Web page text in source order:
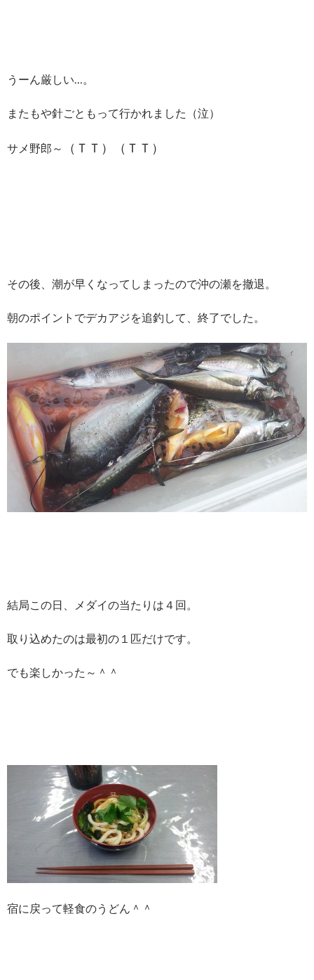
うーん厳しい…。
またもや針ごともって行かれました（泣）
サメ野郎～ （ＴＴ）（ＴＴ）
その後、潮が早くなってしまったので沖の瀬を撤退。
朝のポイントでデカアジを追釣して、終了でした。
結局この日、メダイの当たりは４回。
取り込めたのは最初の１匹だけです。
でも楽しかった～＾＾
宿に戻って軽食のうどん＾＾